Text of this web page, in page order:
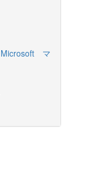
Microsoft マ